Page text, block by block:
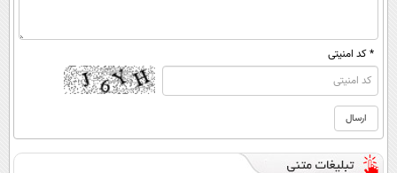
* کد امنیتی